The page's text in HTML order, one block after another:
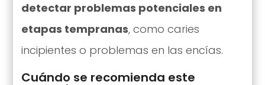
detectar problemas potenciales en
etapas tempranas, como caries
incipientes o problemas en las encías.
Cuándo se recomienda este